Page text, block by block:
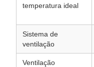
temperatura ideal
Sistema de
ventilação
Ventilação